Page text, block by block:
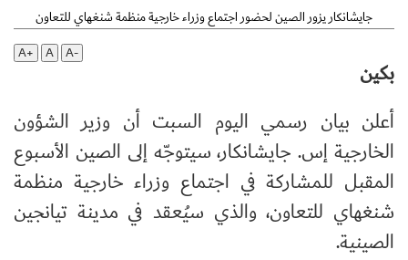
جايشانكار يزور الصين لحضور اجتماع وزراء خارجية منظمة شنغهاي للتعاون
A+
A A-
بكين
أعلن بيان رسمي اليوم السبت أن وزير الشؤون
الخارجية إس. جايشانكار، سيتوجّه إلى الصين الأسبوع
المقبل للمشاركة في اجتماع وزراء خارجية منظمة
شنغهاي للتعاون، والذي سيُعقد في مدينة تيانجين
الصينية.